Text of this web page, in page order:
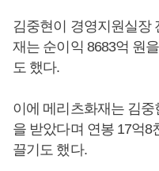
김중현이 경영지원실장
재는 순이익 8683억 원
도 했다.
이에 메리츠화재는 김
을 받았다며 연봉 17억
끌기도 했다.